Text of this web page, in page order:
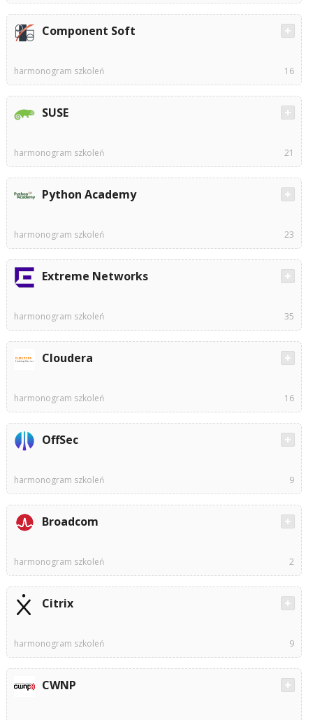
Component Soft
harmonogram szkoleń 16
SUSE
harmonogram szkoleń 21
Python Academy
harmonogram szkoleń 23
Extreme Networks
harmonogram szkoleń 35
Cloudera
harmonogram szkoleń 16
OffSec
harmonogram szkoleń 9
Broadcom
harmonogram szkoleń 2
Citrix
harmonogram szkoleń 9
CWNP